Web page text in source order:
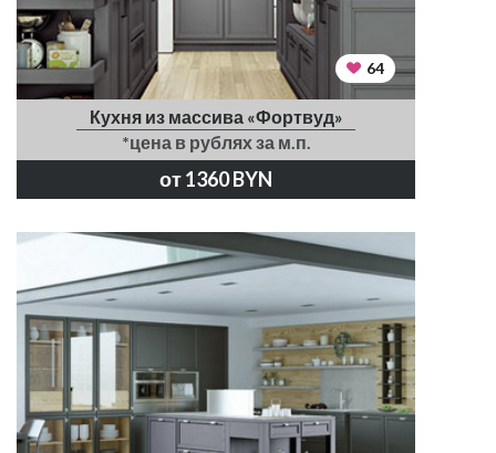
64
Кухня из массива «Фортвуд»
*цена в рублях за м.п.
от 1360 BYN